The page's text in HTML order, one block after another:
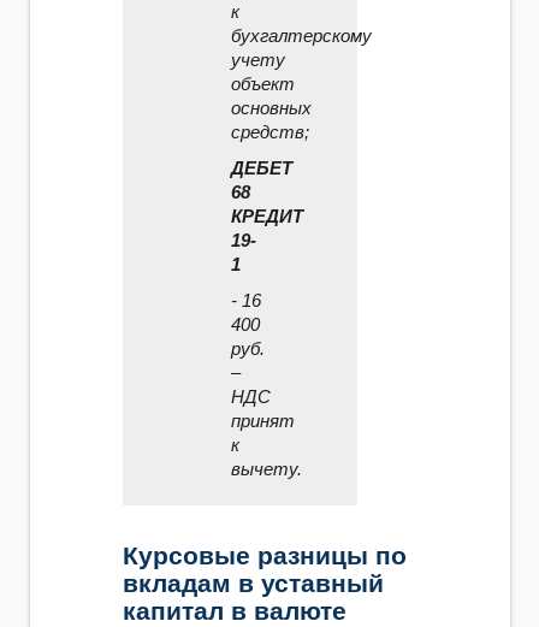
к
бухгалтерскому
учету
объект
основных
средств;
ДЕБЕТ
68
КРЕДИТ
19-
1
- 16
400
руб.
–
НДС
принят
к
вычету.
Курсовые разницы по
вкладам в уставный
капитал в валюте